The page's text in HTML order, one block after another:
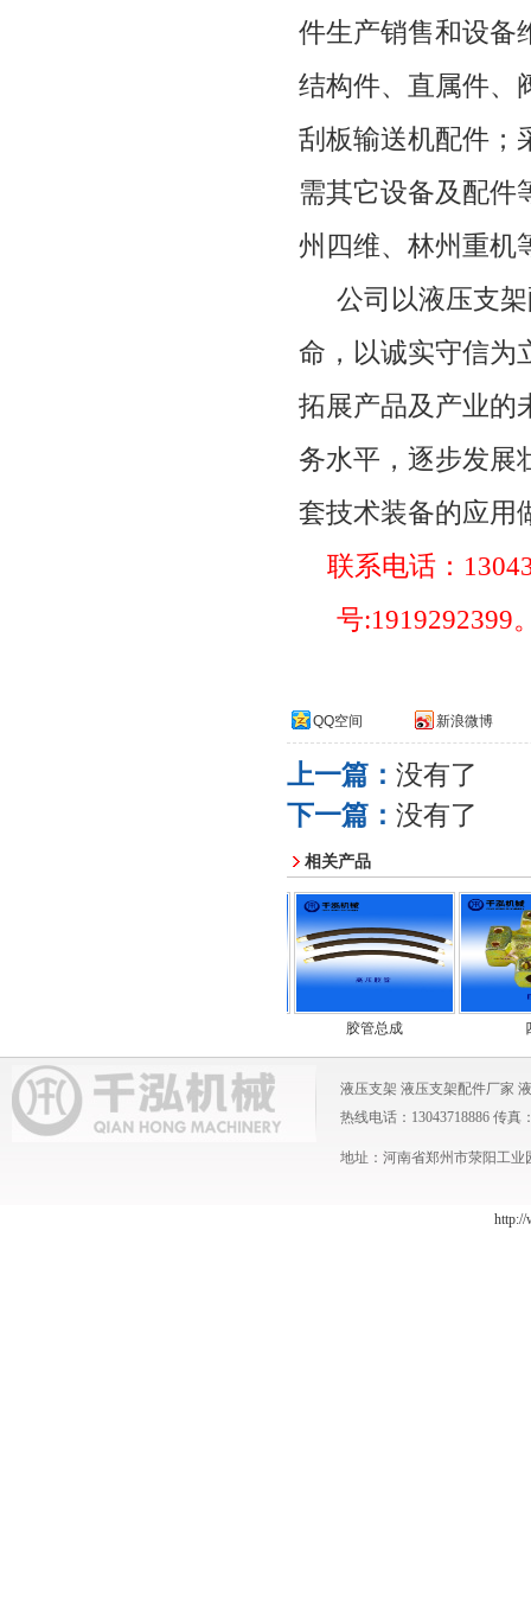
件生产销售和设备
结构件、直属件、
刮板输送机配件；
需其它设备及配件
州四维、林州重机
公司以液压支
命，以诚实守信为
拓展产品及产业的
务水平，逐步发展
套技术装备的应用
联系电话：
号:1919292399
QQ空间 新浪微博
上一篇： 没有了
下一篇： 没有了
相关产品
胶管总成 四
液压支架 液压支架配件厂家
热线电话：13043718886 传真
地址：河南省郑州市荥阳工业
http://